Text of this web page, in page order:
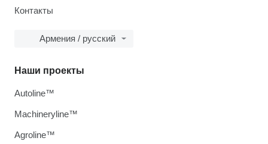
Контакты
Армения / русский
Наши проекты
Autoline™
Machineryline™
Agroline™